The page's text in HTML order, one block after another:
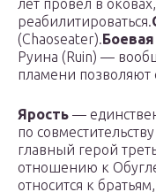
лет провёл в
реабилитироваться.
(Chaoseater).
Руина (Ruin) —
пламени позволяют
Ярость —
по
главный герой
отношению к
относится к